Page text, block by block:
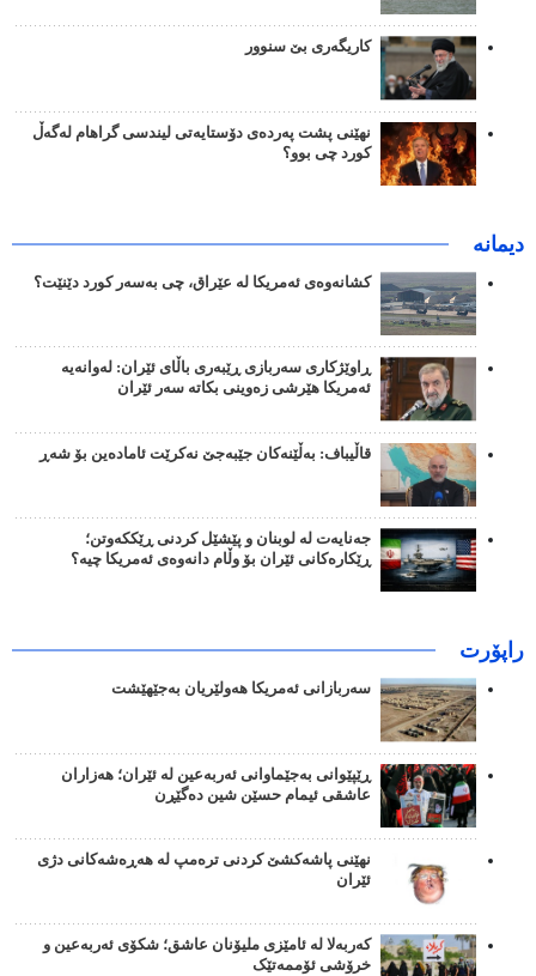
کاریگەری بێ سنوور
نهێنی پشت پەردەی دۆستایەتی لیندسی گراهام لەگەڵ
کورد چی بوو؟
دیمانە
کشانەوەی ئەمریکا لە عێراق، چی بەسەر کورد دێنێت؟
ڕاوێژکاری سەربازی ڕێبەری باڵای ئێران: لەوانەیە
ئەمریکا هێرشی زەوینی بکاتە سەر ئێران
قاڵیباف: بەڵێنەکان جێبەجێ نەکرێت ئامادەین بۆ شەڕ
جەنایەت لە لوبنان و پێشێل کردنی ڕێککەوتن؛
ڕێکارەکانی ئێران بۆ وڵام دانەوەی ئەمریکا چیە؟
راپۆرت
سەربازانی ئەمریکا هەولێریان بەجێهێشت
ڕێپێوانی بەجێماوانی ئەربەعین لە ئێران؛ هەزاران
عاشقی ئیمام حسێن شین دەگێڕن
نهێنی پاشەکشێ کردنی ترەمپ لە هەڕەشەکانی دژی
ئێران
کەربەلا لە ئامێزی ملیۆنان عاشق؛ شکۆی ئەربەعین و
خرۆشی ئۆممەتێک